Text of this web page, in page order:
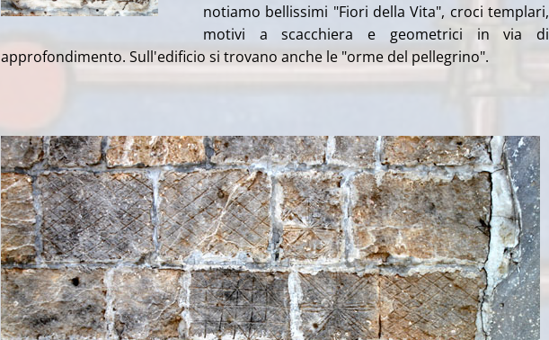
notiamo bellissimi "Fiori della Vita", croci templari,
motivi a scacchiera e geometrici in via di
approfondimento. Sull'edificio si trovano anche le "orme del pellegrino".